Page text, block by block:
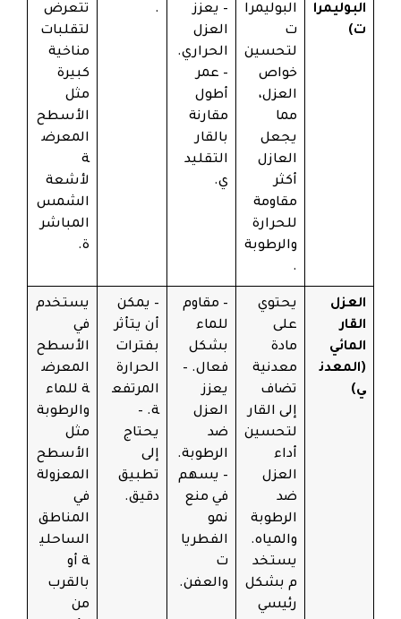
البوليمرا
ت)
البوليمرا
ت
لتحسين
خواص
العزل،
مما
يجعل
العازل
أكثر
مقاومة
للحرارة
والرطوبة
.
– يعزز
العزل
الحراري.
– عمر
أطول
مقارنة
بالقار
التقليد
ي.
.
تتعرض
لتقلبات
مناخية
كبيرة
مثل
الأسطح
المعرض
ة
لأشعة
الشمس
المباشر
ة.
العزل
القار
المائي
(المعدن
ي)
يحتوي
على
مادة
معدنية
تضاف
إلى القار
لتحسين
أداء
العزل
ضد
الرطوبة
والمياه.
يستخد
م بشكل
رئيسي
– مقاوم
للماء
بشكل
فعال. –
يعزز
العزل
ضد
الرطوبة.
– يسهم
في منع
نمو
الفطريا
ت
والعفن.
– يمكن
أن يتأثر
بفترات
الحرارة
المرتفع
ة. –
يحتاج
إلى
تطبيق
دقيق.
يستخدم
في
الأسطح
المعرض
ة للماء
والرطوبة
مثل
الأسطح
المعزولة
في
المناطق
الساحلي
ة أو
بالقرب
من